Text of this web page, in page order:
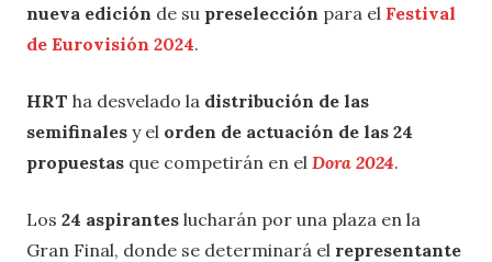
nueva edición de su preselección para el Festival
de Eurovisión 2024.
HRT ha desvelado la distribución de las
semifinales y el orden de actuación de las 24
propuestas que competirán en el Dora 2024.
Los 24 aspirantes lucharán por una plaza en la
Gran Final, donde se determinará el representante